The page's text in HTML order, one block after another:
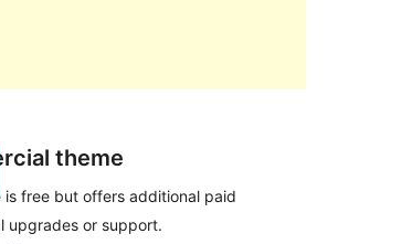
theme
is free but offers additional paid
upgrades or support.